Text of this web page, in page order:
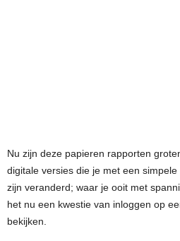
Nu zijn deze papieren rapporten
digitale versies die je met een
zijn veranderd; waar je ooit met
het nu een kwestie van inloggen op
bekijken.